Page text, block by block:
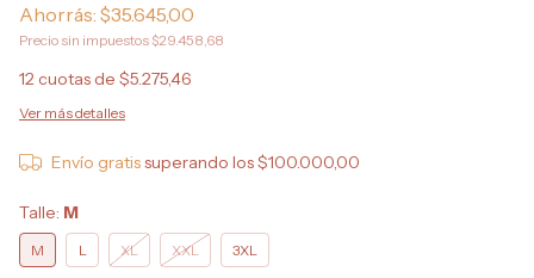
Ahorrás: $35.645,00
Precio sin impuestos $29.458,68
12 cuotas de $5.275,46
Ver más detalles
Envío gratissuperando los$100.000,00
Talle: M
M L XL XXL 3XL